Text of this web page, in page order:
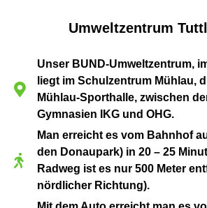
Umweltzentrum
Unser BUND-Umweltzentrum,
liegt im Schulzentrum Mühlau,
Mühlau-Sporthalle, zwischen
Gymnasien IKG und OHG.
Man erreicht es vom Bahnhof
den Donaupark) in 20 – 25
Radweg ist es nur 500 Meter
nördlicher Richtung).